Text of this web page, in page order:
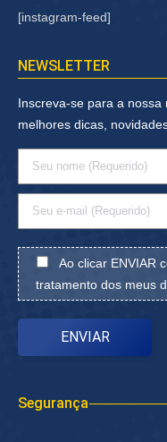
[instagram-feed]
NEWSLETTER
Inscreva-se para a
melhores dicas,
Ao clicar ENVIAR
tratamento dos meus
Segurança